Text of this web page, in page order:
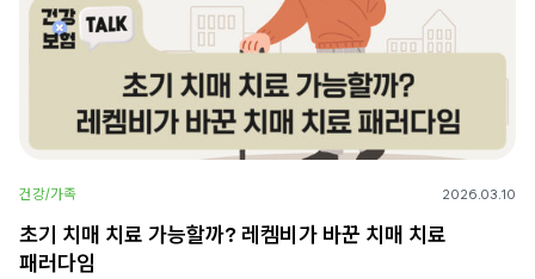
건강/가족 2026.03.10
초기 치매 치료 가능할까? 레켐비가 바꾼 치매 치료
패러다임